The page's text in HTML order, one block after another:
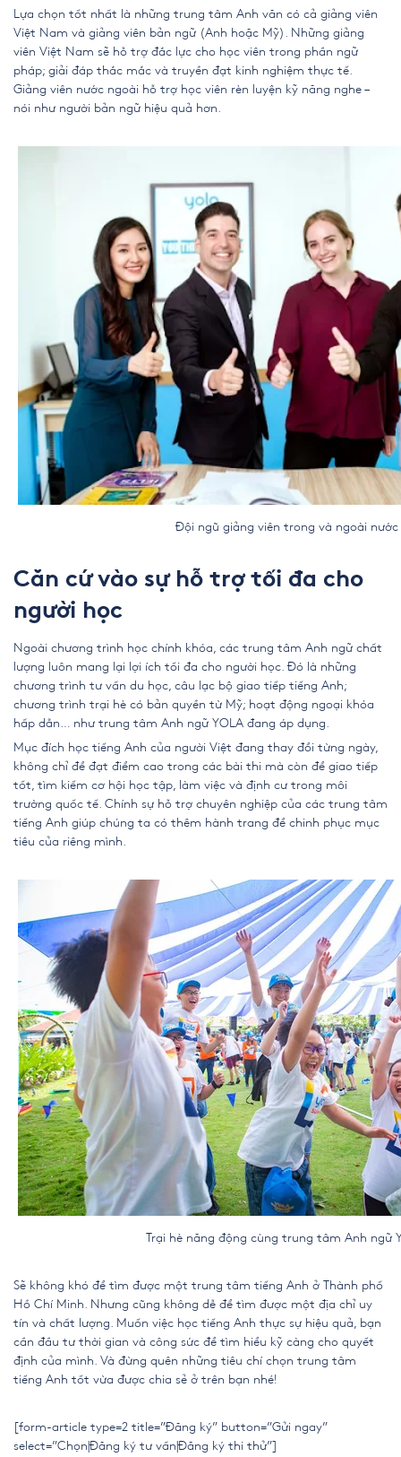
Lựa chọn tốt nhất là những trung tâm Anh văn có cả giảng viên
Việt Nam và giảng viên bản ngữ (Anh hoặc Mỹ). Những giảng
viên Việt Nam sẽ hỗ trợ đắc lực cho học viên trong phần ngữ
pháp; giải đáp thắc mắc và truyền đạt kinh nghiệm thực tế.
Giảng viên nước ngoài hỗ trợ học viên rèn luyện kỹ năng nghe –
nói như người bản ngữ hiệu quả hơn.
Đội ngũ giảng viên trong và ngoài nước
Căn cứ vào sự hỗ trợ tối đa cho
người học
Ngoài chương trình học chính khóa, các trung tâm Anh ngữ chất
lượng luôn mang lại lợi ích tối đa cho người học. Đó là những
chương trình tư vấn du học, câu lạc bộ giao tiếp tiếng Anh;
chương trình trại hè có bản quyền từ Mỹ; hoạt động ngoại khóa
hấp dẫn… như trung tâm Anh ngữ YOLA đang áp dụng.
Mục đích học tiếng Anh của người Việt đang thay đổi từng ngày,
không chỉ để đạt điểm cao trong các bài thi mà còn để giao tiếp
tốt, tìm kiếm cơ hội học tập, làm việc và định cư trong môi
trường quốc tế. Chính sự hỗ trợ chuyên nghiệp của các trung tâm
tiếng Anh giúp chúng ta có thêm hành trang để chinh phục mục
tiêu của riêng mình.
Trại hè năng động cùng trung tâm Anh ngữ
Sẽ không khó để tìm được một trung tâm tiếng Anh ở Thành phố
Hồ Chí Minh . Nhưng cũng không dễ để tìm được một địa chỉ uy
tín và chất lượng. Muốn việc học tiếng Anh thực sự hiệu quả, bạn
cần đầu tư thời gian và công sức để tìm hiểu kỹ càng cho quyết
định của mình. Và đừng quên những tiêu chí chọn trung tâm
tiếng Anh tốt vừa được chia sẻ ở trên bạn nhé!
[form-article type=2 title=”Đăng ký” button=”Gửi ngay”
select=”Chọn|Đăng ký tư vấn|Đăng ký thi thử”]